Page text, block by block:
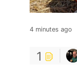
4 minutes ago
1